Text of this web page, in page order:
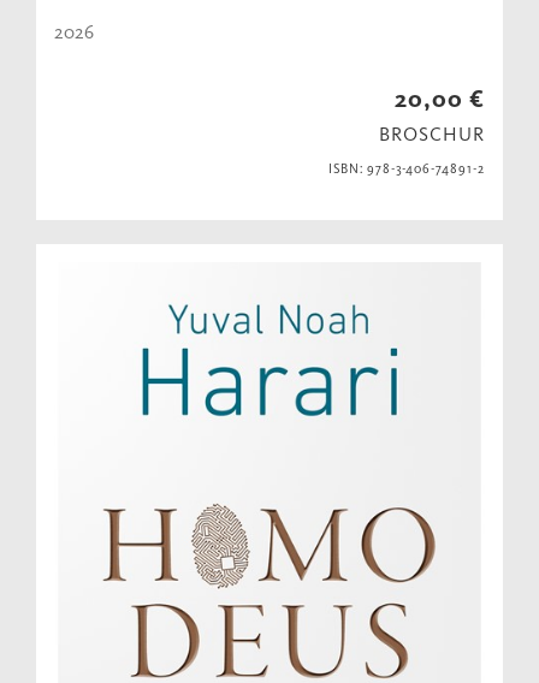
2026
20,00 €
BROSCHUR
ISBN: 978-3-406-74891-2